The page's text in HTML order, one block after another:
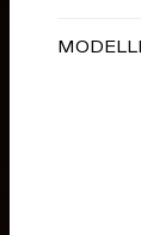
MODELLI